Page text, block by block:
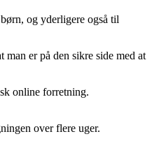
og yderligere også til
er på den sikre side med at
online forretning.
over flere uger.